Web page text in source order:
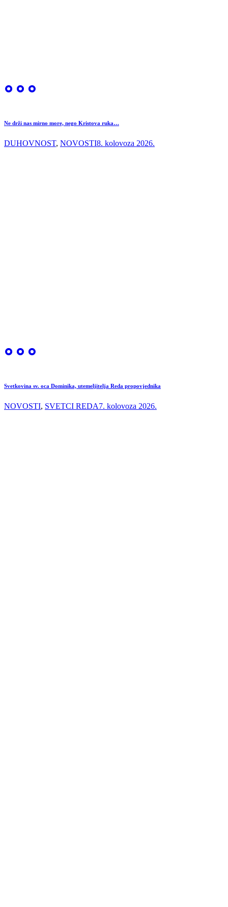
Ne drži nas mirno more, nego Kristova ruka…
DUHOVNOST, NOVOSTI8. kolovoza 2026.
Svetkovina sv. oca Dominika, utemeljitelja Reda propovjednika
NOVOSTI, SVETCI REDA7. kolovoza 2026.